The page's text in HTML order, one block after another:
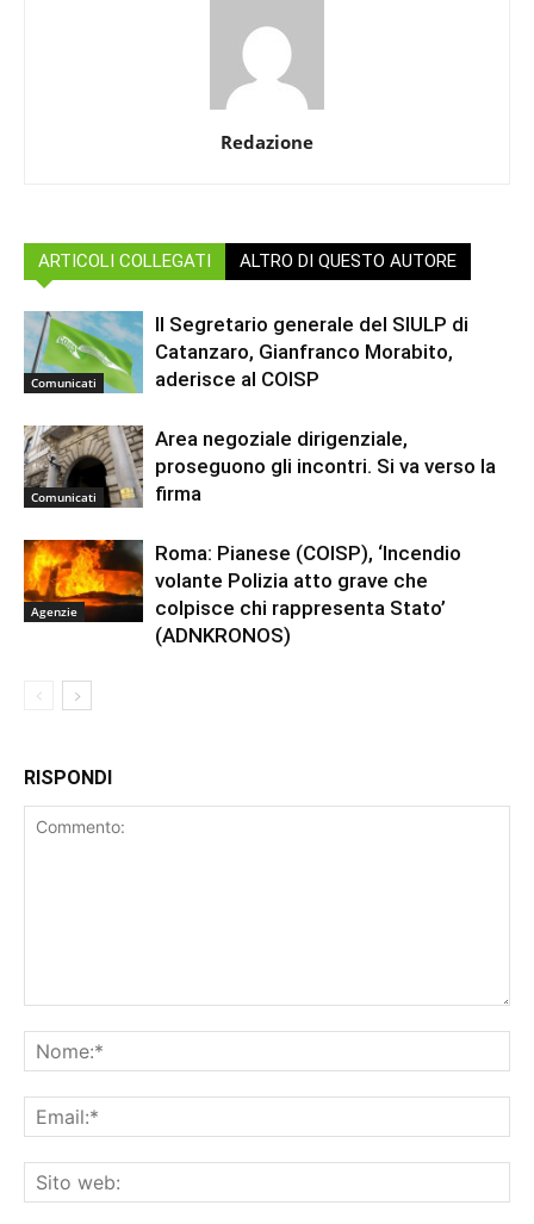
Redazione
ARTICOLI COLLEGATI ALTRO DI QUESTO AUTORE
Comunicati
Il Segretario generale del SIULP di
Catanzaro, Gianfranco Morabito,
aderisce al COISP
Comunicati
Area negoziale dirigenziale,
proseguono gli incontri. Si va verso la
firma
Agenzie
Roma: Pianese (COISP), ‘Incendio
volante Polizia atto grave che
colpisce chi rappresenta Stato’
(ADNKRONOS)
RISPONDI